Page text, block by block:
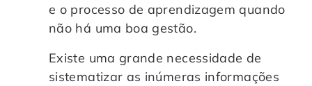
Guarda de Documentos
Consultoria Documental
e o processo de aprendizagem quando
não há uma boa gestão.
Existe uma grande necessidade de
sistematizar as inúmeras informações